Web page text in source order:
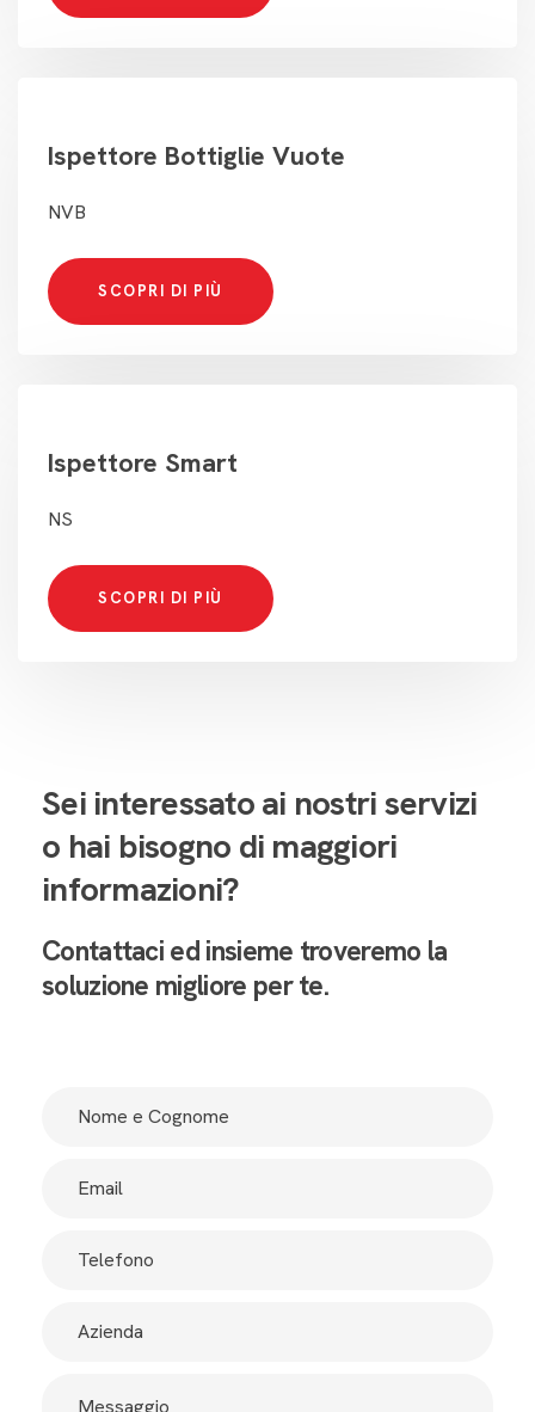
Ispettore Bottiglie Vuote
NVB
SCOPRI DI PIÙ
Ispettore Smart
NS
SCOPRI DI PIÙ
Sei interessato ai nostri servizi
o hai bisogno di maggiori
informazioni?
Contattaci ed insieme troveremo la
soluzione migliore per te.